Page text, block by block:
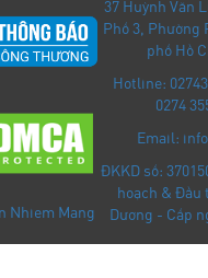
37 Huỳnh Văn
Phố 3, Phường
phố Hồ
Hotline:
0274
Email:
ĐKKD số:
hoạch & Đầu
Dương - Cấp